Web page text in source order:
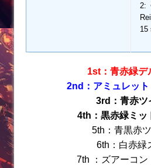
2:
15
1st：青赤緑デ
2nd：アミュレット
3rd：青赤ツ
4th：黒赤緑ミッ
5th：青黒赤
6th：白赤緑
7th ：ズアーコン